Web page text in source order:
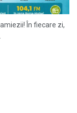
În fiecare zi,